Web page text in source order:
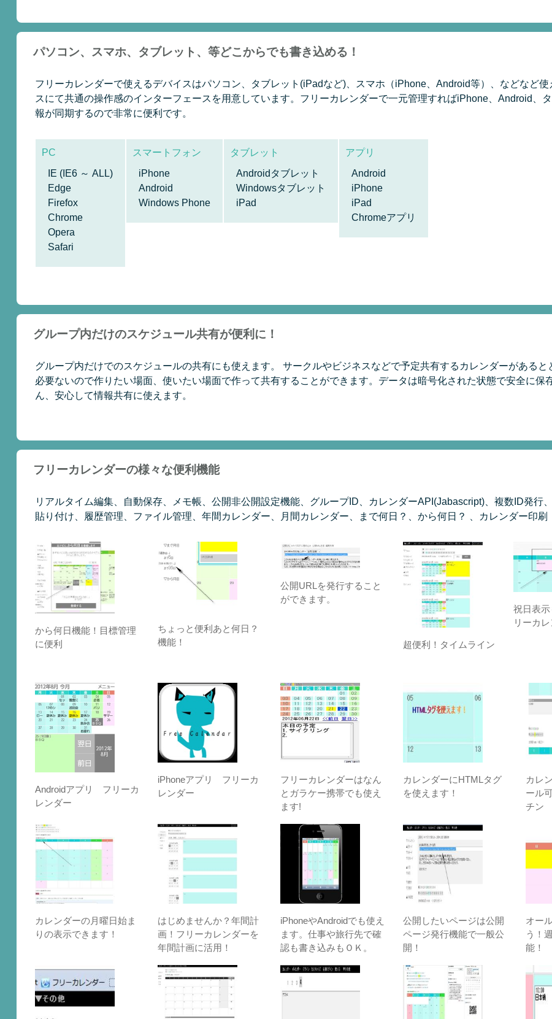
パソコン、スマホ、タブレット、等どこからでも書き込める！
フリーカレンダーで使えるデバイスはパソコン、タブレット(iPadなど)、スマホ（iPhone、Android等）、などなど
スにて共通の操作感のインターフェースを用意しています。フリーカレンダーで一元管理すればiPhone、Android、
報が同期するので非常に便利です。
PC
IE (IE6 ～ ALL)
Edge
Firefox
Chrome
Opera
Safari
スマートフォン
iPhone
Android
Windows Phone
タブレット
Androidタブレット
Windowsタブレット
iPad
アプリ
Android
iPhone
iPad
Chromeアプリ
グループ内だけのスケジュール共有が便利に！
グループ内だけでのスケジュールの共有にも使えます。 サークルやビジネスなどで予定共有するカレンダーがある
必要ないので作りたい場面、使いたい場面で作って共有することができます。データは暗号化された状態で安全に
ん、安心して情報共有に使えます。
フリーカレンダーの様々な便利機能
リアルタイム編集、自動保存、メモ帳、公開非公開設定機能、グループID、カレンダーAPI(Jabascript)、複数ID発行
貼り付け、履歴管理、ファイル管理、年間カレンダー、月間カレンダー、まで何日？、から何日？ 、カレンダー印刷
から何日機能！目標管理
に便利
ちょっと便利あと何日？
機能！
公開URLを発行すること
ができます。
超便利！タイムライン
祝日表
リーカレ
Androidアプリ フリーカ
レンダー
iPhoneアプリ フリーカ
レンダー
フリーカレンダーはなん
とガラケー携帯でも使え
ます!
カレンダーにHTMLタグ
を使えます！
カレ
ール
チン
カレンダーの月曜日始ま
りの表示できます！
はじめませんか？年間計
画！フリーカレンダーを
年間計画に活用！
iPhoneやAndroidでも使え
ます。仕事や旅行先で確
認も書き込みもＯＫ。
公開したいページは公開
ページ発行機能で一般公
開！
オー
う！
能！